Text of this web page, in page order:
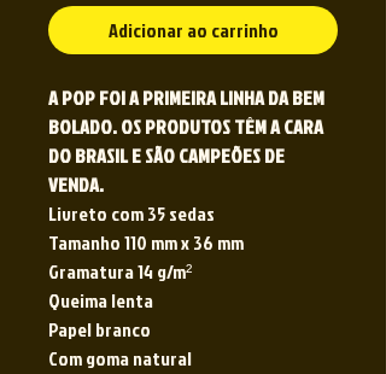
Adicionar ao carrinho
A POP FOI A PRIMEIRA LINHA DA BEM
BOLADO. OS PRODUTOS TÊM A CARA
DO BRASIL E SÃO CAMPEÕES DE
VENDA.
Livreto com 35 sedas
Tamanho 110 mm x 36 mm
Gramatura 14 g/m²
Queima lenta
Papel branco
Com goma natural